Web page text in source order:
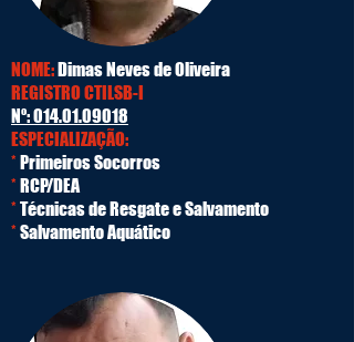
NOME:Dimas Neves de Oliveira
REGISTRO CTILSB-I
Nº:014.01.09018
ESPECIALIZAÇÃO:
* Primeiros Socorros
* RCP/DEA
* Técnicas de Resgate e Salvamento
* Salvamento Aquático